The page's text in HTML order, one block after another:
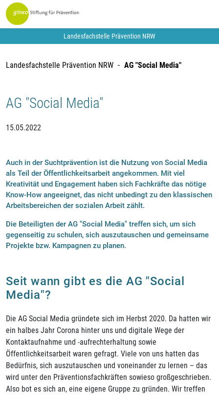
Landesfachstelle Prävention NRW
Landesfachstelle Prävention NRW AG "Social Media"
AG "Social Media"
15.05.2022
Auch in der Suchtprävention ist die Nutzung von Social Media
als Teil der Öffentlichkeitsarbeit angekommen. Mit viel
Kreativität und Engagement haben sich Fachkräfte das nötige
Know-How angeeignet, das nicht unbedingt zu den klassischen
Arbeitsbereichen der sozialen Arbeit zählt.
Die Beteiligten der AG "Social Media" treffen sich, um sich
gegenseitig zu schulen, sich auszutauschen und gemeinsame
Projekte bzw. Kampagnen zu planen.
Seit wann gibt es die AG "Social
Media"?
Die AG Social Media gründete sich im Herbst 2020. Da hatten wir
ein halbes Jahr Corona hinter uns und digitale Wege der
Kontaktaufnahme und -aufrechterhaltung sowie
Öffentlichkeitsarbeit waren gefragt. Viele von uns hatten das
Bedürfnis, sich auszutauschen und voneinander zu lernen – das
wird unter den Präventionsfachkräften sowieso großgeschrieben.
Also bot es sich an, eine eigene Gruppe zu gründen. Wir treffen